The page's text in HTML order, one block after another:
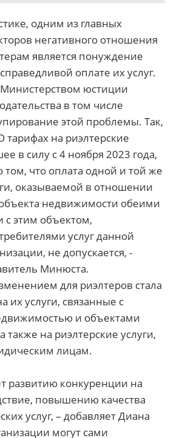
одним из главных
негативного отношения
является понуждение
оплате их услуг.
юстиции
в том числе
этой проблемы. Так,
тарифах на риэлтерские
в силу с 4 ноября 2023 года,
что оплата одной и той же
оказываемой в отношении
недвижимости обеими
с этим объектом,
услуг данной
не допускается, -
Минюста.
для риэлтеров стала
их услуги, связанные с
и объектами
также на риэлтерские услуги,
лицам.
развитию конкуренции на
повышению качества
услуг, – добавляет Диана
могут сами